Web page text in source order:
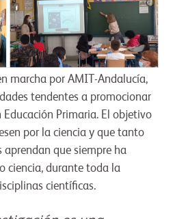
marcha por AMIT-Andalucía,
tendentes a promocionar
Primaria. El objetivo
por la ciencia y que tanto
aprendan que siempre ha
ciencia, durante toda la
científicas.